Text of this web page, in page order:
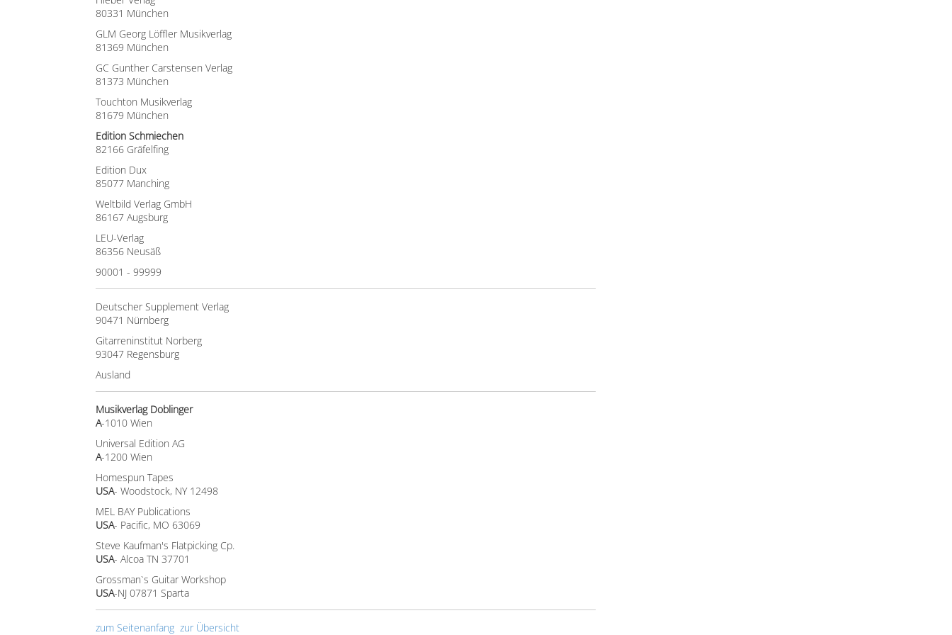
80331 München
GLM Georg Löffler Musikverlag
81369 München
GC Gunther Carstensen Verlag
81373 München
Touchton Musikverlag
81679 München
Edition Schmiechen
82166 Gräfelfing
Edition Dux
85077 Manching
Weltbild Verlag GmbH
86167 Augsburg
LEU-Verlag
86356 Neusäß
90001 - 99999
Deutscher Supplement Verlag
90471 Nürnberg
Gitarreninstitut Norberg
93047 Regensburg
Ausland
Musikverlag Doblinger
A-1010 Wien
Universal Edition AG
A-1200 Wien
Homespun Tapes
USA- Woodstock, NY 12498
MEL BAY Publications
USA- Pacific, MO 63069
Steve Kaufman's Flatpicking Cp.
USA- Alcoa TN 37701
Grossman`s Guitar Workshop
USA-NJ 07871 Sparta
zum Seitenanfang zur Übersicht